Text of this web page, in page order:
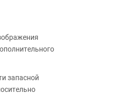
запасной